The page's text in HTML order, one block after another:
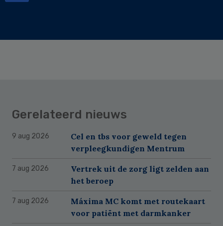
Gerelateerd nieuws
9 aug 2026
Cel en tbs voor geweld tegen
verpleegkundigen Mentrum
7 aug 2026
Vertrek uit de zorg ligt zelden aan
het beroep
7 aug 2026
Máxima MC komt met routekaart
voor patiënt met darmkanker